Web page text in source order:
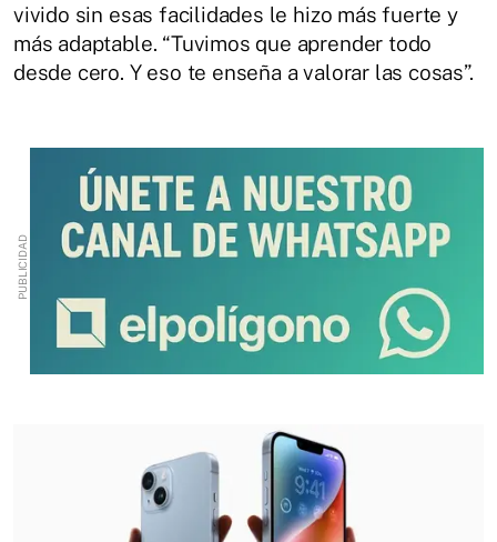
vivido sin esas facilidades le hizo más fuerte y
más adaptable. “Tuvimos que aprender todo
desde cero. Y eso te enseña a valorar las cosas”.